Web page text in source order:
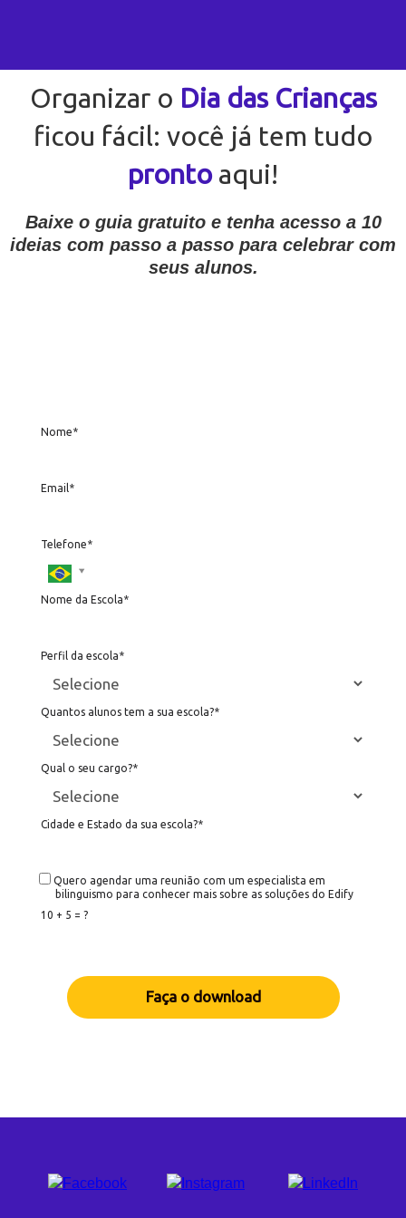
Organizar o Dia das Crianças
ficou fácil: você já tem tudo
prontoaqui!
Baixe o guia gratuito e tenha acesso a 10
ideias com passo a passo para celebrar com
seus alunos.
Nome*
Email*
Telefone*
Nome da Escola*
Perfil da escola*
Quantos alunos tem a sua escola?*
Qual o seu cargo?*
Cidade e Estado da sua escola?*
Quero agendar uma reunião com um especialista em
bilinguismo para conhecer mais sobre as soluções do Edify
10 + 5 = ?
Faça o download